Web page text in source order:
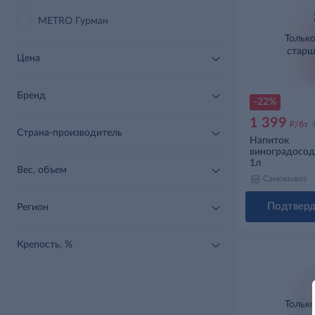
METRO Гурман
Цена
Бренд
Страна-производитель
Вес, объем
Регион
Крепость, %
-22%
1 399 д/бт
Напиток
Martini Fiero
сырья
1л
Самовывоз